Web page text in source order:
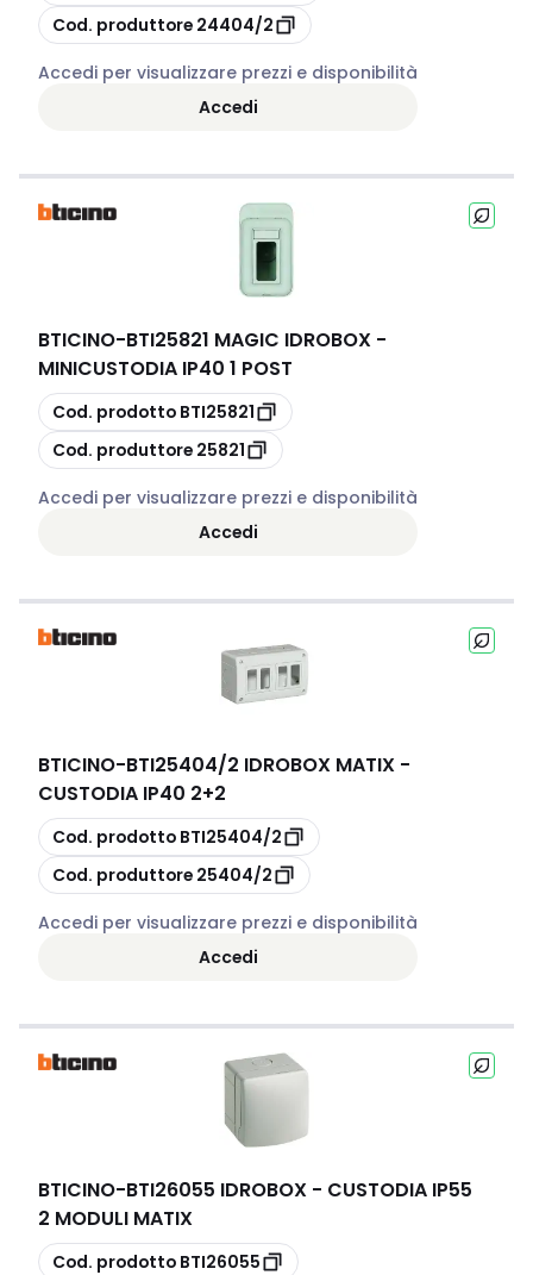
copia
Cod. produttore 24404/2
Accedi per visualizzare prezzi e disponibilità
Accedi
BTICINO-BTI25821 MAGIC IDROBOX -
MINICUSTODIA IP40 1 POST
copia
Cod. prodotto BTI25821
copia
Cod. produttore 25821
Accedi per visualizzare prezzi e disponibilità
Accedi
BTICINO-BTI25404/2 IDROBOX MATIX -
CUSTODIA IP40 2+2
copia
Cod. prodotto BTI25404/2
copia
Cod. produttore 25404/2
Accedi per visualizzare prezzi e disponibilità
Accedi
BTICINO-BTI26055 IDROBOX - CUSTODIA IP55
2 MODULI MATIX
copia
Cod. prodotto BTI26055